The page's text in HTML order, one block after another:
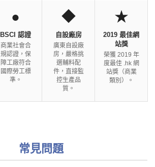
●
BSCI 認證
商業社會合
規認證，保
障工廠符合
國際勞工標
準。
◆
自設廠房
廣東自設廠
房，嚴格挑
選輔料配
件，直接監
控生產品
質。
★
2019 最佳網
站獎
榮獲 2019 年
度最佳 .hk 網
站獎（商業
類別）。
常見問題